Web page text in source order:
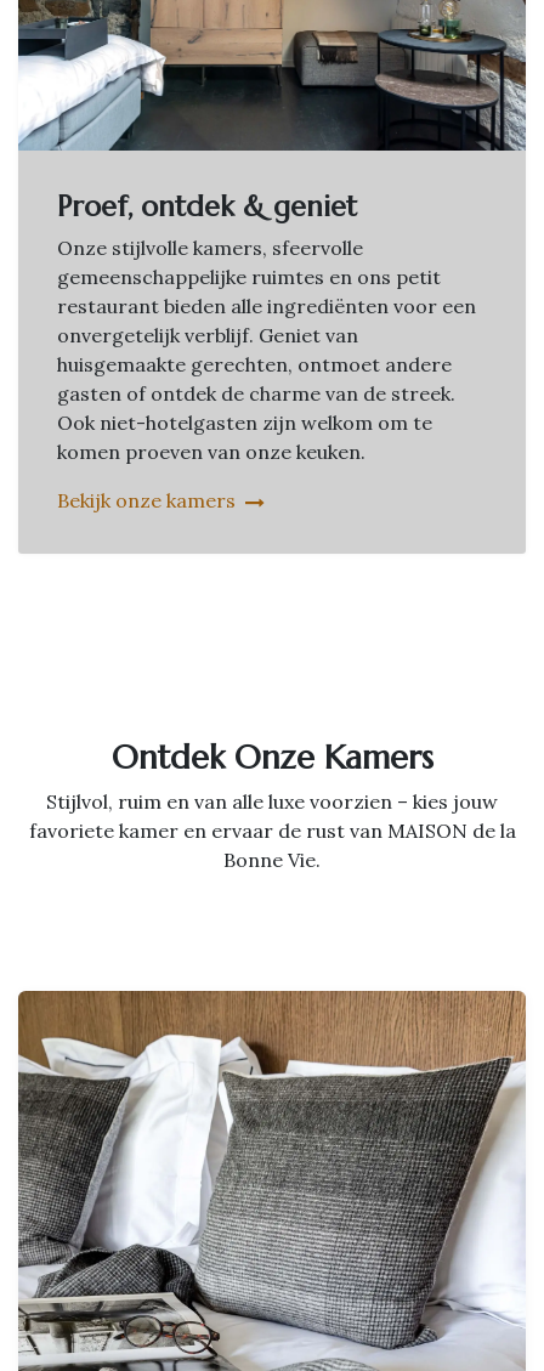
Proef, ontdek & geniet
Onze stijlvolle kamers, sfeervolle
gemeenschappelijke ruimtes en ons petit
restaurant bieden alle ingrediënten voor een
onvergetelijk verblijf. Geniet van
huisgemaakte gerechten, ontmoet andere
gasten of ontdek de charme van de streek.
Ook niet-hotelgasten zijn welkom om te
komen proeven van onze keuken.
Bekijk onze kamers
Ontdek Onze Kamers
Stijlvol, ruim en van alle luxe voorzien – kies jouw
favoriete kamer en ervaar de rust van MAISON de la
Bonne Vie.